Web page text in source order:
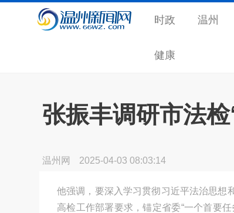
时政 温州
健康
张振丰调研市法
温州网 2025-04-03 08:03:14
他强调，要深入学习贯彻习近平法治思想
高检工作部署要求，锚定省委“一个首要